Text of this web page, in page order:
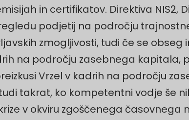
in certifikatov. Direktiva NIS2,
podjetij na področju
zmogljivosti, tudi če se obseg
na področju zasebnega kapitala,
Vrzel v kadrih na področju
takrat, ko kompetentni vodje še
v okviru zgoščenega časovnega